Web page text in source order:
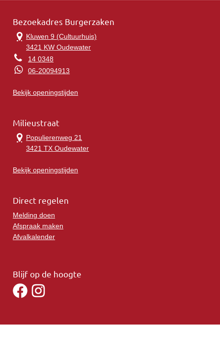
Bezoekadres Burgerzaken
Kluwen 9 (Cultuurhuis)
3421 KW Oudewater
14 0348
06-20094913
Bekijk openingstijden
Milieustraat
Populierenweg 21
3421 TX Oudewater
Bekijk openingstijden
Direct regelen
Melding doen
Afspraak maken
Afvalkalender
Blijf op de hoogte